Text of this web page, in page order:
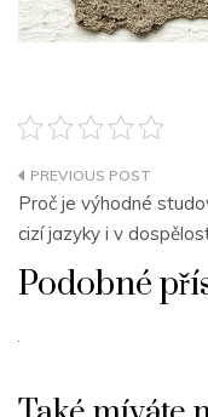
Navigace
pro
příspěvek
Proč je výhodné
cizí jazyky i v
Podobné